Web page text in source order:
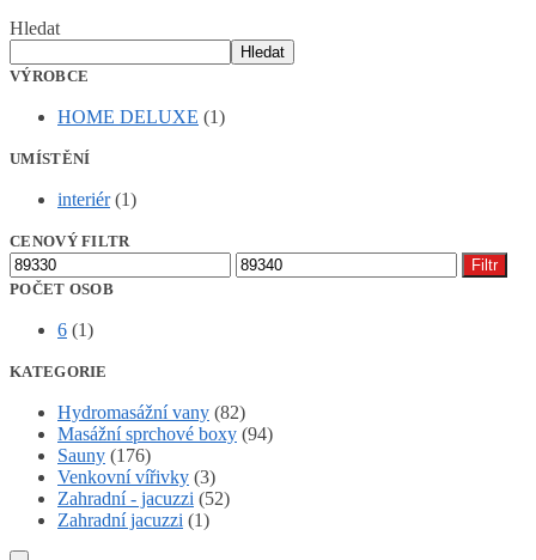
Hledat
Hledat
VÝROBCE
HOME DELUXE (1)
UMÍSTĚNÍ
interiér (1)
CENOVÝ FILTR
Minimální
cena
Maximální
cena
Filtr
POČET OSOB
6 (1)
KATEGORIE
Hydromasážní vany (82)
Masážní sprchové boxy (94)
Sauny (176)
Venkovní vířivky (3)
Zahradní - jacuzzi (52)
Zahradní jacuzzi (1)